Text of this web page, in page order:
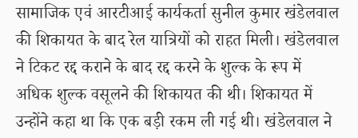
सामाजिक एवं आरटीआई कार्यकर्ता सुनील कुमार खंडेलवाल
की शिकायत के बाद रेल यात्रियों को राहत मिली। खंडेलवाल
ने टिकट रद्द कराने के बाद रद्द करने के शुल्क के रूप में
अधिक शुल्क वसूलने की शिकायत की थी। शिकायत में
उन्होंने कहा था कि एक बड़ी रकम ली गई थी। खंडेलवाल ने